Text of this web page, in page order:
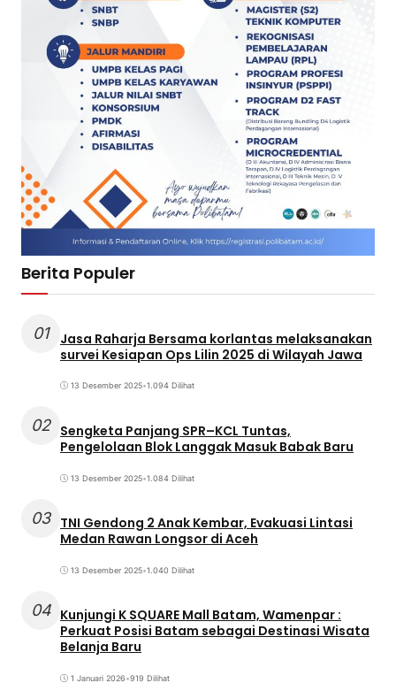
Berita Populer
01
Jasa Raharja Bersama korlantas melaksanakan
survei Kesiapan Ops Lilin 2025 di Wilayah Jawa
13 Desember 2025•1.094 Dilihat
02 Sengketa Panjang SPR–KCL Tuntas,
Pengelolaan Blok Langgak Masuk Babak Baru
13 Desember 2025•1.084 Dilihat
03 TNI Gendong 2 Anak Kembar, Evakuasi Lintasi
Medan Rawan Longsor di Aceh
13 Desember 2025•1.040 Dilihat
04 Kunjungi K SQUARE Mall Batam, Wamenpar :
Perkuat Posisi Batam sebagai Destinasi Wisata
Belanja Baru
1 Januari 2026•919 Dilihat